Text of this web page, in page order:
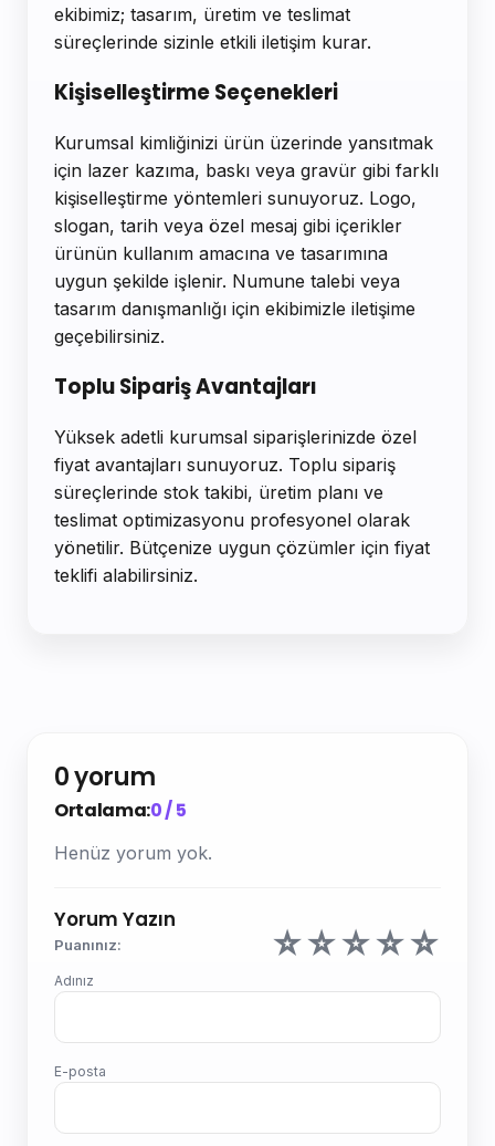
ekibimiz; tasarım, üretim ve teslimat
süreçlerinde sizinle etkili iletişim kurar.
Kişiselleştirme Seçenekleri
Kurumsal kimliğinizi ürün üzerinde yansıtmak
için lazer kazıma, baskı veya gravür gibi farklı
kişiselleştirme yöntemleri sunuyoruz. Logo,
slogan, tarih veya özel mesaj gibi içerikler
ürünün kullanım amacına ve tasarımına
uygun şekilde işlenir. Numune talebi veya
tasarım danışmanlığı için ekibimizle iletişime
geçebilirsiniz.
Toplu Sipariş Avantajları
Yüksek adetli kurumsal siparişlerinizde özel
fiyat avantajları sunuyoruz. Toplu sipariş
süreçlerinde stok takibi, üretim planı ve
teslimat optimizasyonu profesyonel olarak
yönetilir. Bütçenize uygun çözümler için fiyat
teklifi alabilirsiniz.
0 yorum
Ortalama:0 / 5
Henüz yorum yok.
Yorum Yazın
Puanınız: ☆☆☆☆☆
Adınız
E-posta